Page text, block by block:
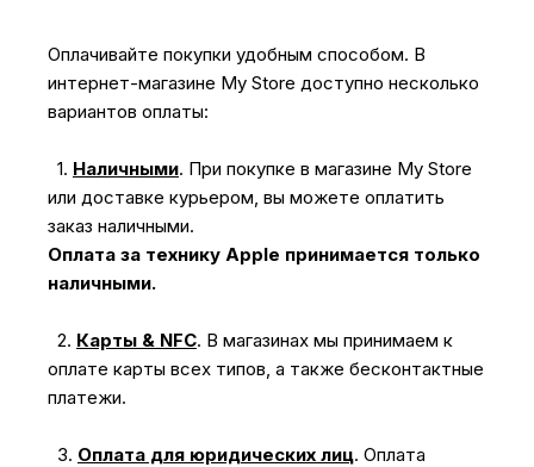
Оплачивайте покупки удобным способом. В
интернет-магазине My Store доступно несколько
вариантов оплаты:
1. Наличными. При покупке в магазине My Store
или доставке курьером, вы можете оплатить
заказ наличными.
Оплата за технику Apple принимается только
наличными.
2. Карты & NFC. В магазинах мы принимаем к
оплате карты всех типов, а также бесконтактные
платежи.
3. Оплата для юридических лиц. Оплата